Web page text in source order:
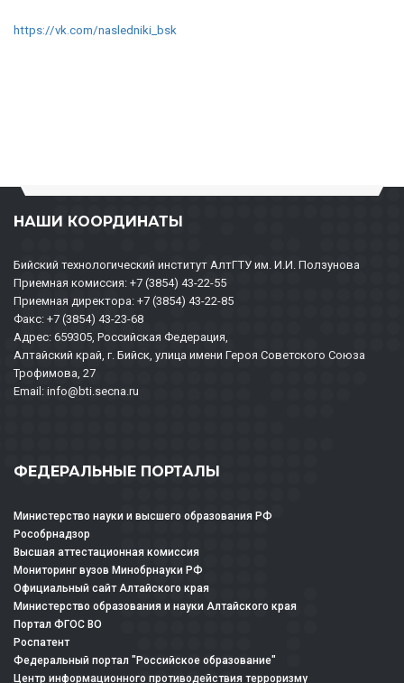
https://vk.com/nasledniki_bsk
НАШИ КООРДИНАТЫ
Бийский технологический институт АлтГТУ им. И.И. Ползунова
Приемная комиссия: +7 (3854) 43-22-55
Приемная директора: +7 (3854) 43-22-85
Факс: +7 (3854) 43-23-68
Адрес: 659305, Российская Федерация,
Алтайский край, г. Бийск, улица имени Героя Советского Союза
Трофимова, 27
Email: info@bti.secna.ru
ФЕДЕРАЛЬНЫЕ ПОРТАЛЫ
Министерство науки и высшего образования РФ
Рособрнадзор
Высшая аттестационная комиссия
Мониторинг вузов Минобрнауки РФ
Официальный сайт Алтайского края
Министерство образования и науки Алтайского края
Портал ФГОС ВО
Роспатент
Федеральный портал "Российское образование"
Центр информационного противодействия терроризму